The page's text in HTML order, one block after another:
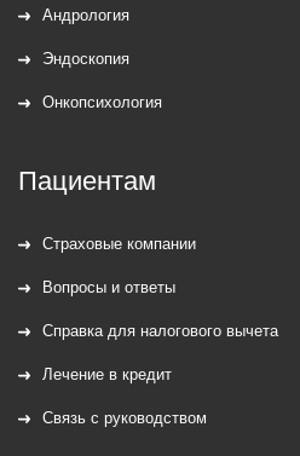
Андрология
Эндоскопия
Онкопсихология
Пациентам
Страховые компании
Вопросы и ответы
Справка для налогового вычета
Лечение в кредит
Связь с руководством